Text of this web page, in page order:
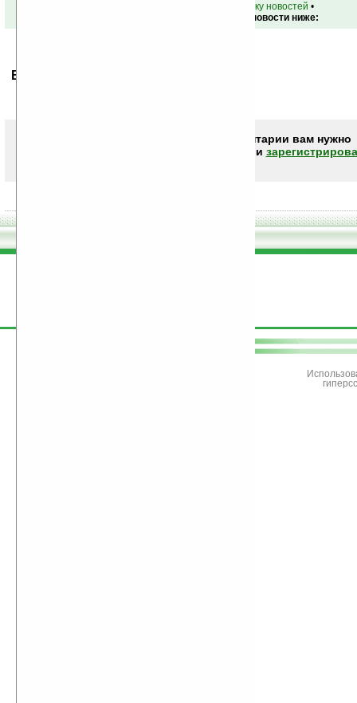
вернуться к списку новостей •
Обсуждение этой новости ниже:
Ваше мнение будет первым.
Чтобы писать комментарии вам нужно
или